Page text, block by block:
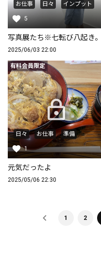
お仕事 日々 インプット
5
写真展たち※七転び八起き。
2025/06/03 22:00
有料会員限定
日々 お仕事 準備
1
元気だったよ
2025/05/06 22:30
1 2